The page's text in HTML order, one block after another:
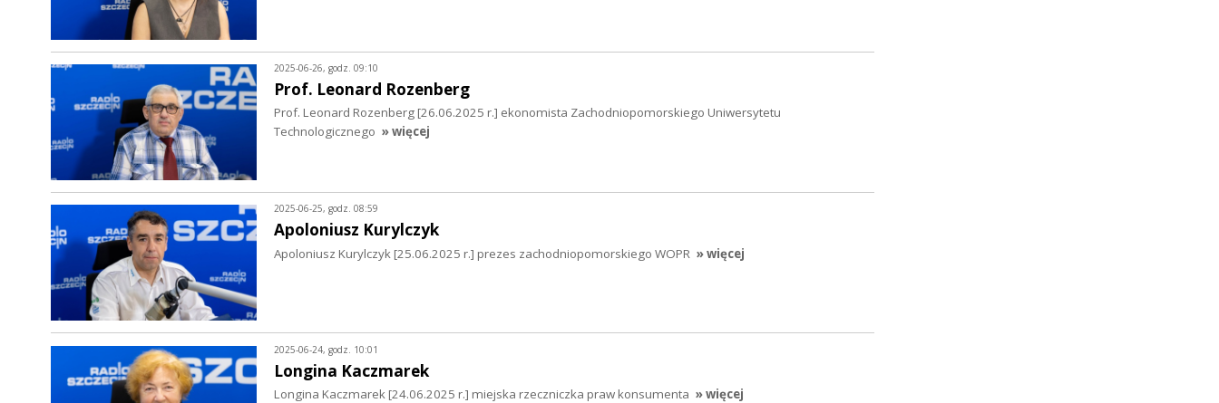
2025-06-26, godz. 09:10
Prof. Leonard Rozenberg
Prof. Leonard Rozenberg [26.06.2025 r.] ekonomista Zachodniopomorskiego Uniwersytetu
Technologicznego » więcej
2025-06-25, godz. 08:59
Apoloniusz Kurylczyk
Apoloniusz Kurylczyk [25.06.2025 r.] prezes zachodniopomorskiego WOPR » więcej
2025-06-24, godz. 10:01
Longina Kaczmarek
Longina Kaczmarek [24.06.2025 r.] miejska rzeczniczka praw konsumenta » więcej